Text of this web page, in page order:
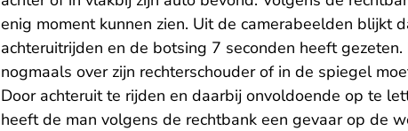
enig moment kunnen zien. Uit de camerabeelden blijkt
achteruitrijden en de botsing 7 seconden heeft
nogmaals over zijn rechterschouder of in de spiegel
Door achteruit te rijden en daarbij onvoldoende op te
heeft de man volgens de rechtbank een gevaar op de